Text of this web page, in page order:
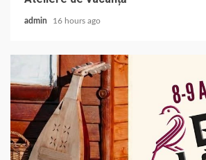
admin 16 hours ago